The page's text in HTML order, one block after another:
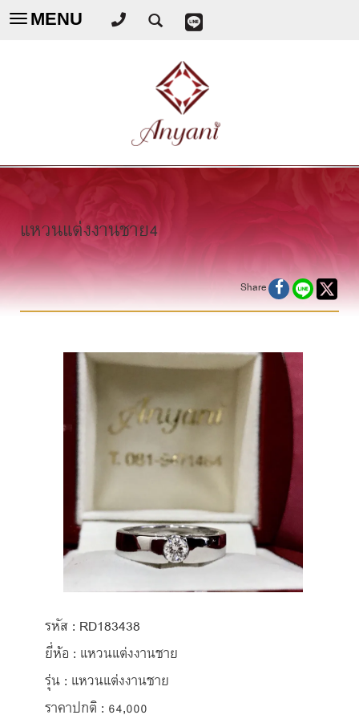
Toggle
MENU
แหวนแต่งงานชาย4
Share
รหัส : RD183438
ยี่ห้อ : แหวนแต่งงานชาย
รุ่น : แหวนแต่งงานชาย
ราคาปกติ : 64,000